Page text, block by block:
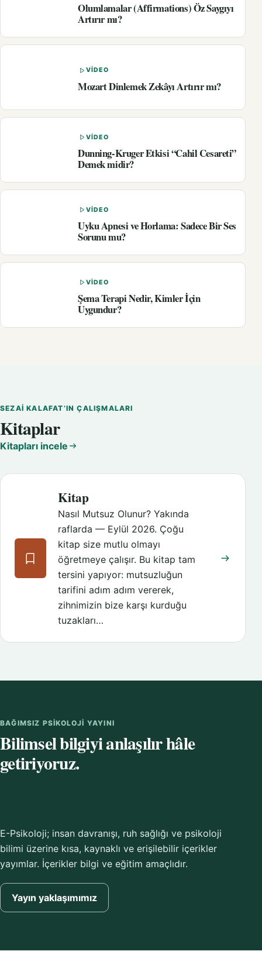
Olumlamalar (Affirmations) Öz Saygıyı
Artırır mı?
VIDEO
Mozart Dinlemek Zekâyı Artırır mı?
VIDEO
Dunning-Kruger Etkisi “Cahil Cesareti”
Demek midir?
VIDEO
Uyku Apnesi ve Horlama: Sadece Bir Ses
Sorunu mu?
VIDEO
Şema Terapi Nedir, Kimler İçin
Uygundur?
SEZAI KALAFAT’IN ÇALIŞMALARI
Kitaplar
Kitapları incele
Kitap
Nasıl Mutsuz Olunur? Yakında
raflarda — Eylül 2026. Çoğu
kitap size mutlu olmayı
öğretmeye çalışır. Bu kitap tam
tersini yapıyor: mutsuzluğun
tarifini adım adım vererek,
zihnimizin bize karşı kurduğu
tuzakları…
BAĞIMSIZ PSIKOLOJI YAYINI
Bilimsel bilgiyi anlaşılır hâle
getiriyoruz.
E-Psikoloji; insan davranışı, ruh sağlığı ve psikoloji
bilimi üzerine kısa, kaynaklı ve erişilebilir içerikler
yayımlar. İçerikler bilgi ve eğitim amaçlıdır.
Yayın yaklaşımımız